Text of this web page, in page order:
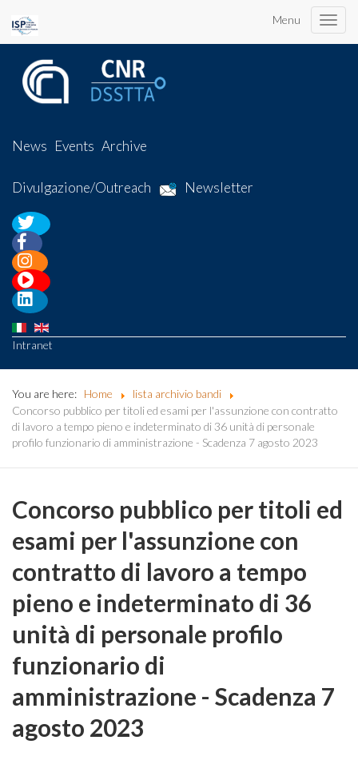
Menu
Toggle
News Events Archive
Divulgazione/Outreach Newsletter
Intranet
You are here: Home
lista archivio bandi
Concorso pubblico per titoli ed esami per l'assunzione con contratto
di lavoro a tempo pieno e indeterminato di 36 unità di personale
profilo funzionario di amministrazione - Scadenza 7 agosto 2023
Concorso pubblico per titoli ed
esami per l'assunzione con
contratto di lavoro a tempo
pieno e indeterminato di 36
unità di personale profilo
funzionario di
amministrazione - Scadenza 7
agosto 2023